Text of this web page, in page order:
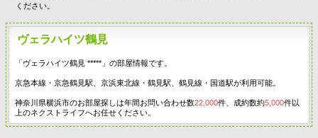
ください。
ヴェラハイツ鶴見
「ヴェラハイツ鶴見 *****」の部屋情報です。
京急本線・京急鶴見駅、京浜東北線・鶴見駅、鶴見線・国道駅が利用可能。
神奈川県横浜市のお部屋探しは年間お問い合わせ数22,000件、成約数約5,000件以
上のネクストライフへお任せください。